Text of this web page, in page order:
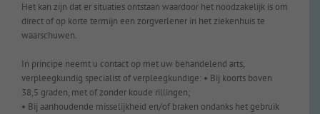
Het kan zijn dat er situaties ontstaan waardoor het noodzakelijk is om
direct of op korte termijn een zorgverlener in het ziekenhuis te
waarschuwen.
In principe neemt u contact op met uw behandelend arts,
verpleegkundig specialist of verpleegkundige: • Bij koorts boven
38,5 graden, met of zonder koude rillingen;
• Bij aanhoudende misselijkheid en/of braken ondanks het gebruik